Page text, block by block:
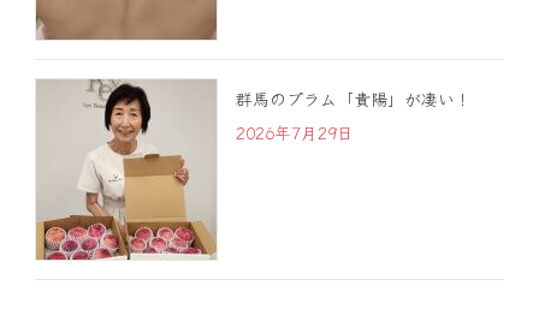
群馬のプラム「貴陽」が凄い！
2026年7月29日